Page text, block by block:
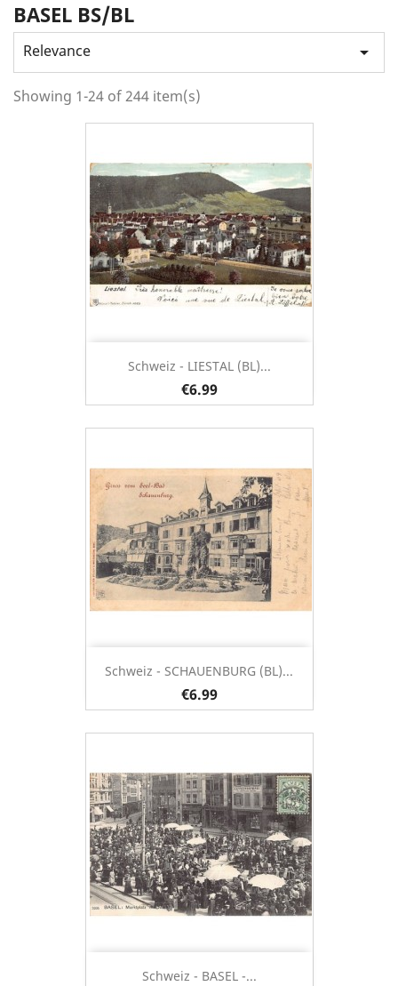
BASEL BS/BL
Relevance 
Showing 1-24 of 244 item(s)
Schweiz - LIESTAL (BL)...
€6.99
Schweiz - SCHAUENBURG (BL)...
€6.99
Schweiz - BASEL -...